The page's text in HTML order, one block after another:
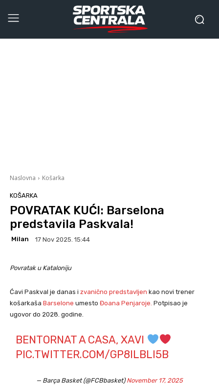
Naslovna Košarka
KOŠARKA
POVRATAK KUĆI: Barselona
predstavila Paskvala!
Milan 17 Nov 2025. 15:44
Povratak u Kataloniju
Ćavi Paskval je danas i zvanično predstavljen kao novi trener
košarkaša Barselone umesto Đoana Penjaroje. Potpisao je
ugovor do 2028. godine.
BENTORNAT A CASA, XAVI
PIC.TWITTER.COM/GP8ILBLI5B
— Barça Basket (@FCBbasket)November 17, 2025